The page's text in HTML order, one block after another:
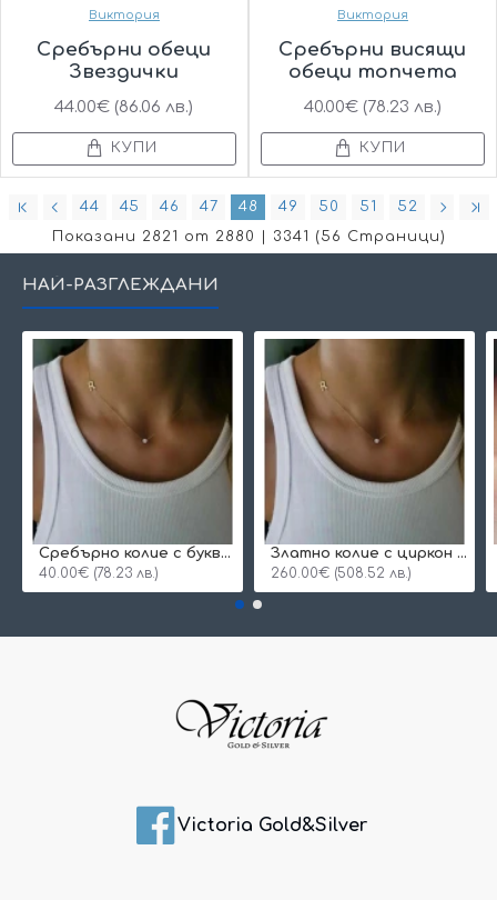
Виктория
Сребърни обеци
Звездички
44.00€ (86.06 лв.)
КУПИ
Виктория
Сребърни висящи
обеци топчета
40.00€ (78.23 лв.)
КУПИ
44 45 46 47 48 49 50 51
52
Показани 2821 от 2880 | 3341 (56 Страници)
НАЙ-РАЗГЛЕЖДАНИ
Сребърнo колие с буква и едно камъче
40.00€ (78.23 лв.)
Златно колие с циркон и буква по избор
260.00€ (508.52 лв.)
Victoria Gold&Silver